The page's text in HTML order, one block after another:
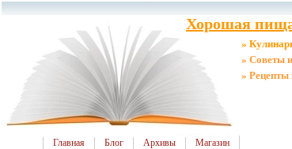
Хорошая
»
» Советы
» Рецепты
Главная Блог Архивы Магазин